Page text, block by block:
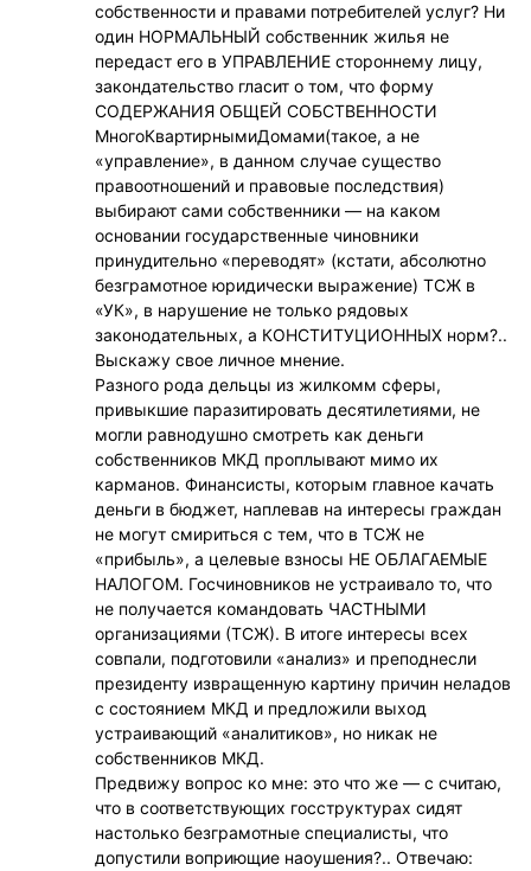
собственности и правами потребителей услуг? Ни
один НОРМАЛЬНЫЙ собственник жилья не
передаст его в УПРАВЛЕНИЕ стороннему лицу,
закондательство гласит о том, что форму
СОДЕРЖАНИЯ ОБЩЕЙ СОБСТВЕННОСТИ
МногоКвартирнымиДомами(такое, а не
«управление», в данном случае существо
правоотношений и правовые последствия)
выбирают сами собственники — на каком
основании государственные чиновники
принудительно «переводят» (кстати, абсолютно
безграмотное юридически выражение) ТСЖ в
«УК», в нарушение не только рядовых
законодательных, а КОНСТИТУЦИОННЫХ норм?..
Выскажу свое личное мнение.
Разного рода дельцы из жилкомм сферы,
привыкшие паразитировать десятилетиями, не
могли равнодушно смотреть как деньги
собственников МКД проплывают мимо их
карманов. Финансисты, которым главное качать
деньги в бюджет, наплевав на интересы граждан
не могут смириться с тем, что в ТСЖ не
«прибыль», а целевые взносы НЕ ОБЛАГАЕМЫЕ
НАЛОГОМ. Госчиновников не устраивало то, что
не получается командовать ЧАСТНЫМИ
организациями (ТСЖ). В итоге интересы всех
совпали, подготовили «анализ» и преподнесли
президенту извращенную картину причин неладов
с состоянием МКД и предложили выход
устраивающий «аналитиков», но никак не
собственников МКД.
Предвижу вопрос ко мне: это что же — с считаю,
что в соответствующих госструктурах сидят
настолько безграмотные специалисты, что
допустили воприющие наоушения?.. Отвечаю: